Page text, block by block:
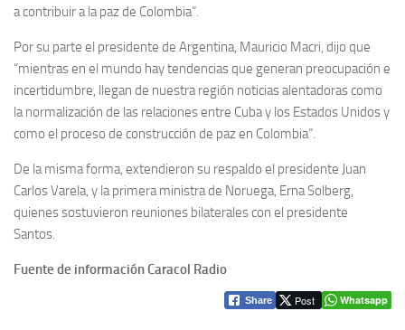
a contribuir a la paz de Colombia”.
Por su parte el presidente de Argentina, Mauricio Macri, dijo que
“mientras en el mundo hay tendencias que generan preocupación e
incertidumbre, llegan de nuestra región noticias alentadoras como
la normalización de las relaciones entre Cuba y los Estados Unidos y
como el proceso de construcción de paz en Colombia”.
De la misma forma, extendieron su respaldo el presidente Juan
Carlos Varela, y la primera ministra de Noruega, Erna Solberg,
quienes sostuvieron reuniones bilaterales con el presidente
Santos.
Fuente de información Caracol Radio
Share Post Whatsapp